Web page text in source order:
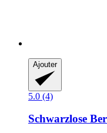
Ajouter
5.0 (4)
Schwarzlose